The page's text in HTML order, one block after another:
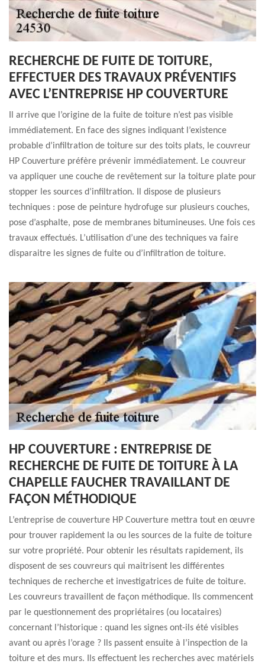
RECHERCHE DE FUITE DE TOITURE,
EFFECTUER DES TRAVAUX PRÉVENTIFS
AVEC L’ENTREPRISE HP COUVERTURE
Il arrive que l’origine de la fuite de toiture n’est pas visible
immédiatement. En face des signes indiquant l’existence
probable d’infiltration de toiture sur des toits plats, le couvreur
HP Couverture préfère prévenir immédiatement. Le couvreur
va appliquer une couche de revêtement sur la toiture plate pour
stopper les sources d’infiltration. Il dispose de plusieurs
techniques : pose de peinture hydrofuge sur plusieurs couches,
pose d’asphalte, pose de membranes bitumineuses. Une fois ces
travaux effectués. L’utilisation d’une des techniques va faire
disparaitre les signes de fuite ou d’infiltration de toiture.
HP COUVERTURE : ENTREPRISE DE
RECHERCHE DE FUITE DE TOITURE À LA
CHAPELLE FAUCHER TRAVAILLANT DE
FAÇON MÉTHODIQUE
L’entreprise de couverture HP Couverture mettra tout en œuvre
pour trouver rapidement la ou les sources de la fuite de toiture
sur votre propriété. Pour obtenir les résultats rapidement, ils
disposent de ses couvreurs qui maitrisent les différentes
techniques de recherche et investigatrices de fuite de toiture.
Les couvreurs travaillent de façon méthodique. Ils commencent
par le questionnement des propriétaires (ou locataires)
concernant l’historique : quand les signes ont-ils été visibles
avant ou après l’orage ? Ils passent ensuite à l’inspection de la
toiture et des murs. Ils effectuent les recherches avec matériels